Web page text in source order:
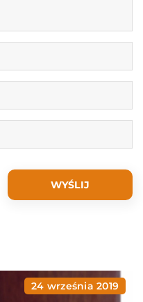
24 września 2019